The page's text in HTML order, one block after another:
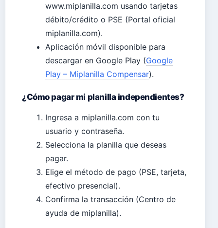
www.miplanilla.com usando tarjetas
débito/crédito o PSE (Portal oficial
miplanilla.com).
Aplicación móvil disponible para
descargar en Google Play (Google
Play – Miplanilla Compensar).
¿Cómo pagar mi planilla independientes?
Ingresa a miplanilla.com con tu
usuario y contraseña.
Selecciona la planilla que deseas
pagar.
Elige el método de pago (PSE, tarjeta,
efectivo presencial).
Confirma la transacción (Centro de
ayuda de miplanilla).